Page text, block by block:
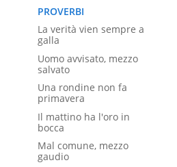
PROVERBI
La verità vien sempre a
galla
Uomo avvisato, mezzo
salvato
Una rondine non fa
primavera
Il mattino ha l'oro in
bocca
Mal comune, mezzo
gaudio